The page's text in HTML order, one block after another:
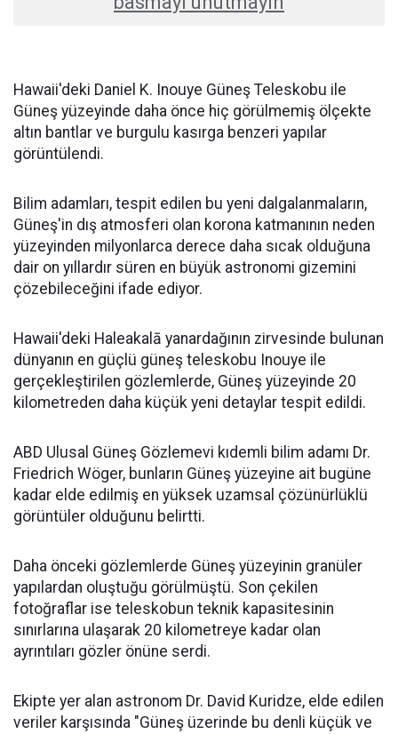
Hawaii'deki Daniel K. Inouye Güneş Teleskobu ile
Güneş yüzeyinde daha önce hiç görülmemiş ölçekte
altın bantlar ve burgulu kasırga benzeri yapılar
görüntülendi.
Bilim adamları, tespit edilen bu yeni dalgalanmaların,
Güneş'in dış atmosferi olan korona katmanının neden
yüzeyinden milyonlarca derece daha sıcak olduğuna
dair on yıllardır süren en büyük astronomi gizemini
çözebileceğini ifade ediyor.
Hawaii'deki Haleakalā yanardağının zirvesinde bulunan
dünyanın en güçlü güneş teleskobu Inouye ile
gerçekleştirilen gözlemlerde, Güneş yüzeyinde 20
kilometreden daha küçük yeni detaylar tespit edildi.
ABD Ulusal Güneş Gözlemevi kıdemli bilim adamı Dr.
Friedrich Wöger, bunların Güneş yüzeyine ait bugüne
kadar elde edilmiş en yüksek uzamsal çözünürlüklü
görüntüler olduğunu belirtti.
Daha önceki gözlemlerde Güneş yüzeyinin granüler
yapılardan oluştuğu görülmüştü. Son çekilen
fotoğraflar ise teleskobun teknik kapasitesinin
sınırlarına ulaşarak 20 kilometreye kadar olan
ayrıntıları gözler önüne serdi.
Ekipte yer alan astronom Dr. David Kuridze, elde edilen
veriler karşısında "Güneş üzerinde bu denli küçük ve